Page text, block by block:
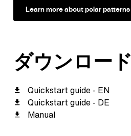
Learn more about polar patterns
ダウンロード
Quickstart guide - EN
Quickstart guide - DE
Manual